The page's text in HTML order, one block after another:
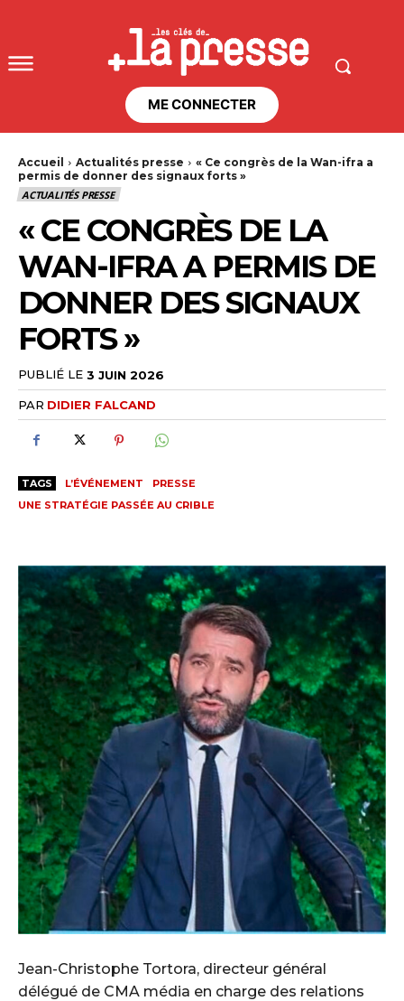
ME CONNECTER
Accueil Actualités presse
« Ce congrès de la Wan-ifra a
permis de donner des signaux forts »
ACTUALITÉS PRESSE
« CE CONGRÈS DE LA
WAN-IFRA A PERMIS DE
DONNER DES SIGNAUX
FORTS »
PUBLIÉ LE 3 JUIN 2026
PAR DIDIER FALCAND
TAGS L’ÉVÉNEMENT
PRESSE
UNE STRATÉGIE PASSÉE AU CRIBLE
Jean-Christophe Tortora, directeur général
délégué de CMA média en charge des relations